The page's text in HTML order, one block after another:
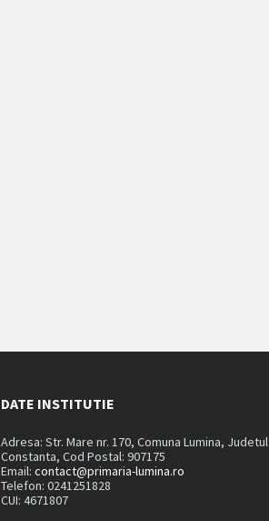
DATE INSTITUTIE
Adresa: Str. Mare nr. 170, Comuna Lumina, Judetul
Constanta, Cod Postal: 907175
Email:contact@primaria-lumina.ro
Telefon: 0241251828
CUI: 4671807